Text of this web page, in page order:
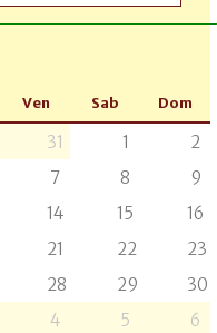
Ven Sab Dom
31 1
2
7 8
9
14 15
16
21 22
23
28 29
30
4 5 6